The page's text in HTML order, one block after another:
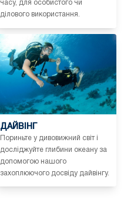
часу, для особистого чи
ділового використання.
ДАЙВІНГ
Пориньте у дивовижний світ і
досліджуйте глибини океану за
допомогою нашого
захоплюючого досвіду дайвінгу.